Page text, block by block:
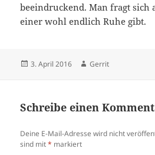
beeindruckend. Man fragt sich
einer wohl endlich Ruhe gibt.
Veröffentlicht
3. April 2016 Autor
Gerrit
Schreibe einen
Deine E-Mail-Adresse wird nicht
sind mit* markiert